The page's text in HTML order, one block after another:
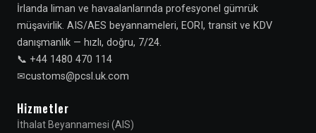
İrlanda liman ve havaalanlarında profesyonel gümrük
müşavirlik. AIS/AES beyannameleri, EORI, transit ve KDV
danışmanlık — hızlı, doğru, 7/24.
📞 +44 1480 470 114
✉
Hizmetler
İthalat Beyannamesi (AIS)